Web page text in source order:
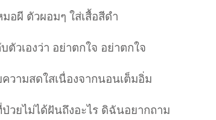
อผี ตัวผอมๆ ใส่เสื้อสีดำ
วเองว่า อย่าตกใจ อย่าตกใจ
ามสดใสเนื่องจากนอนเต็มอิ่ม
วยไม่ได้ฝันถึงอะไร ดิฉันอยากถาม